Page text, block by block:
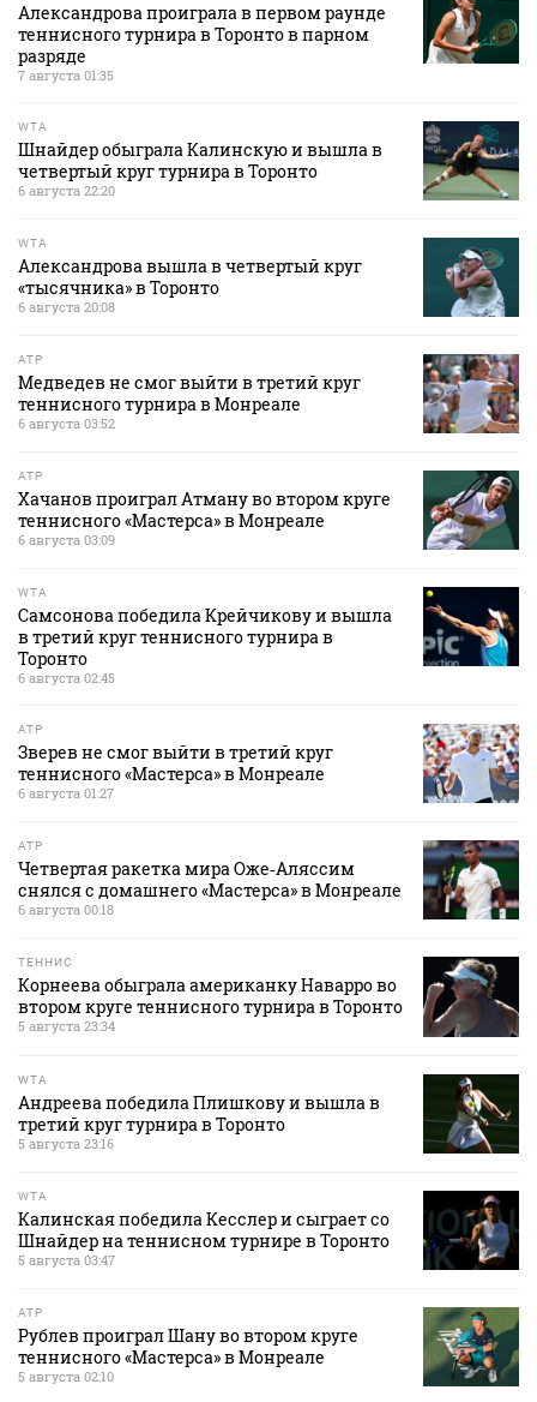
Александрова проиграла в первом раунде
теннисного турнира в Торонто в парном
разряде
7 августа 01:35
WTA
Шнайдер обыграла Калинскую и вышла в
четвертый круг турнира в Торонто
6 августа 22:20
WTA
Александрова вышла в четвертый круг
«тысячника» в Торонто
6 августа 20:08
ATP
Медведев не смог выйти в третий круг
теннисного турнира в Монреале
6 августа 03:52
ATP
Хачанов проиграл Атману во втором круге
теннисного «Мастерса» в Монреале
6 августа 03:09
WTA
Самсонова победила Крейчикову и вышла
в третий круг теннисного турнира в
Торонто
6 августа 02:45
ATP
Зверев не смог выйти в третий круг
теннисного «Мастерса» в Монреале
6 августа 01:27
ATP
Четвертая ракетка мира Оже‑Аляссим
снялся с домашнего «Мастерса» в Монреале
6 августа 00:18
ТЕННИС
Корнеева обыграла американку Наварро во
втором круге теннисного турнира в Торонто
5 августа 23:34
WTA
Андреева победила Плишкову и вышла в
третий круг турнира в Торонто
5 августа 23:16
WTA
Калинская победила Кесслер и сыграет со
Шнайдер на теннисном турнире в Торонто
5 августа 03:47
ATP
Рублев проиграл Шану во втором круге
теннисного «Мастерса» в Монреале
5 августа 02:10